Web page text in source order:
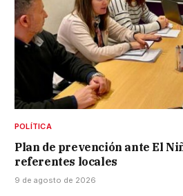
POLÍTICA
Plan de prevención ante El
referentes locales
9 de agosto de 2026